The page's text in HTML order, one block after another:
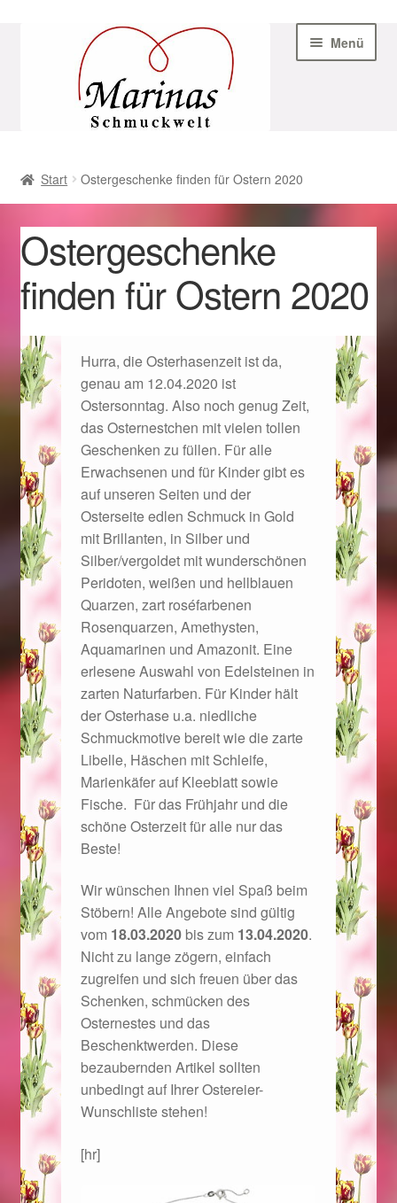
Navigation
Menü
AGB
Beispiel-Seite
Datenschutz
Geschenke zu Ostern 2023
Geschenke zu Ostern 2024
Geschenkideen für Weihnachten 2022
Geschenkideen für Weihnachten 2023
Geschenkideen für Weihnachten 2024
Geschenkideen für Weihnachten 2025
Halloween Schmuck online kaufen 2015
Halloween Schmuck online kaufen 2016
Halloween Schmuck online kaufen 2017
Halloween Schmuck online kaufen 2018
Im Gedenken an
Impressum
Karneval 2015 – Schmuck zu Fasching & Co.
Karneval 2019 – Schmuck zu Fasching & Co.
Karneval 2020 – Schmuck zu Fasching & Co.
Kasse
Liefer- und Versandkosten
Magisches und Festliches zu Halloween
Magisches und Festliches zu Halloween
Start Ostergeschenke finden für Ostern 2020
Ostergeschenke
finden für Ostern 2020
Hurra, die Osterhasenzeit ist da,
genau am 12.04.2020 ist
Ostersonntag. Also noch genug Zeit,
das Osternestchen mit vielen tollen
Geschenken zu füllen. Für alle
Erwachsenen und für Kinder gibt es
auf unseren Seiten und der
Osterseite edlen Schmuck in Gold
mit Brillanten, in Silber und
Silber/vergoldet mit wunderschönen
Peridoten, weißen und hellblauen
Quarzen, zart roséfarbenen
Rosenquarzen, Amethysten,
Aquamarinen und Amazonit. Eine
erlesene Auswahl von Edelsteinen in
zarten Naturfarben. Für Kinder hält
der Osterhase u.a. niedliche
Schmuckmotive bereit wie die zarte
Libelle, Häschen mit Schleife,
Marienkäfer auf Kleeblatt sowie
Fische. Für das Frühjahr und die
schöne Osterzeit für alle nur das
Beste!
Wir wünschen Ihnen viel Spaß beim
Stöbern! Alle Angebote sind gültig
vom 18.03.2020 bis zum 13.04.2020.
Nicht zu lange zögern, einfach
zugreifen und sich freuen über das
Schenken, schmücken des
Osternestes und das
Beschenktwerden. Diese
bezaubernden Artikel sollten
unbedingt auf Ihrer Ostereier-
Wunschliste stehen!
[hr]